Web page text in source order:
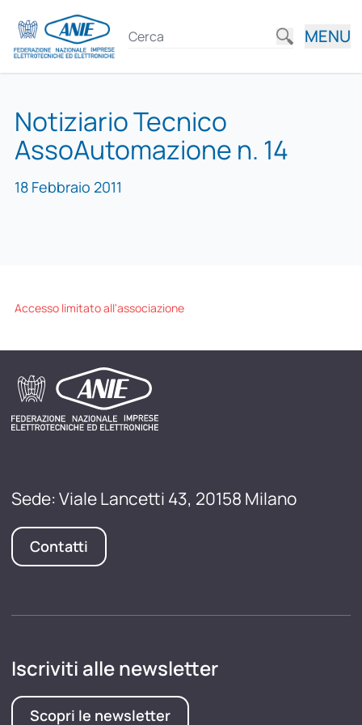
MENU
Notiziario Tecnico
AssoAutomazione n. 14
18 Febbraio 2011
Accesso limitato all'associazione
Sede: Viale Lancetti 43, 20158 Milano
Contatti
Iscriviti alle newsletter
Scopri le newsletter